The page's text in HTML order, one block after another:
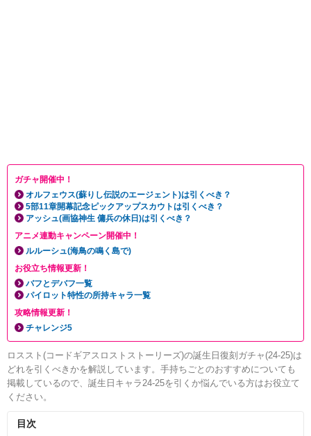
ガチャ開催中！
オルフェウス(蘇りし伝説のエージェント)は引くべき？
5部11章開幕記念ピックアップスカウトは引くべき？
アッシュ(画協神生 傭兵の休日)は引くべき？
アニメ連動キャンペーン開催中！
ルルーシュ(海鳥の鳴く島で)
お役立ち情報更新！
バフとデバフ一覧
パイロット特性の所持キャラ一覧
攻略情報更新！
チャレンジ5
ロススト(コードギアスロストストーリーズ)の誕生日復刻ガチャ(24-25)は
どれを引くべきかを解説しています。手持ちごとのおすすめについても
掲載しているので、誕生日キャラ24-25を引くか悩んでいる方はお役立て
ください。
目次